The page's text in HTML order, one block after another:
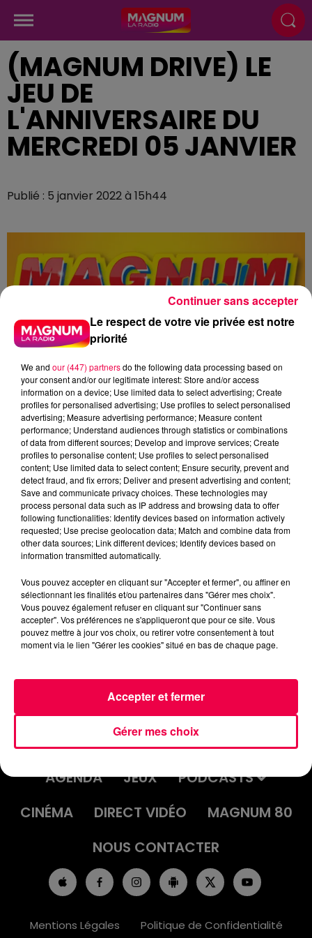
(MAGNUM DRIVE) LE
JEU DE
L'ANNIVERSAIRE DU
MERCREDI 05 JANVIER
Publié : 5 janvier 2022 à 15h44
Flash infos
Crédit :Flash infos
podcasts/2022/01/2022-01-05-16-44-
ACCUEIL INFOS
EMISSIONS
AGENDA
JEUX
PODCASTS
CINÉMA
DIRECT VIDÉO
MAGNUM 80
NOUS CONTACTER
Mentions Légales Politique de Confidentialité
Le respect de votre vie privée est notre
priorité
We and our (447) partnersdo the following data processing based on
your consent and/or our legitimate interest: Store and/or access
information on a device; Use limited data to select advertising; Create
profiles for personalised advertising; Use profiles to select personalised
advertising; Measure advertising performance; Measure content
performance; Understand audiences through statistics or combinations
of data from different sources; Develop and improve services; Create
profiles to personalise content; Use profiles to select personalised
content; Use limited data to select content; Ensure security, prevent and
detect fraud, and fix errors; Deliver and present advertising and content;
Save and communicate privacy choices. These technologies may
process personal data such as IP address and browsing data to offer
following functionalities: Identify devices based on information actively
requested; Use precise geolocation data; Match and combine data from
other data sources; Link different devices; Identify devices based on
information transmitted automatically.
Vous pouvez accepter en cliquant sur "Accepter et fermer", ou affiner en
sélectionnant les finalités et/ou partenaires dans "Gérer mes choix".
Vous pouvez également refuser en cliquant sur "Continuer sans
accepter". Vos préférences ne s'appliqueront que pour ce site. Vous
pouvez mettre à jour vos choix, ou retirer votre consentement à tout
moment via le lien "Gérer les cookies" situé en bas de chaque page.
Gérer mes choix
Accepter et fermer
Continuer sans accepter